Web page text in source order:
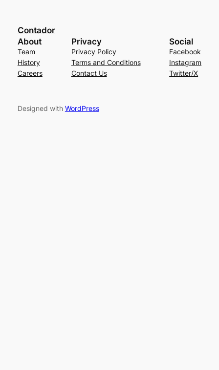
Contador
About
Team
History
Careers
Privacy
Privacy Policy
Terms and Conditions
Contact Us
Social
Facebook
Instagram
Twitter/X
Designed with WordPress